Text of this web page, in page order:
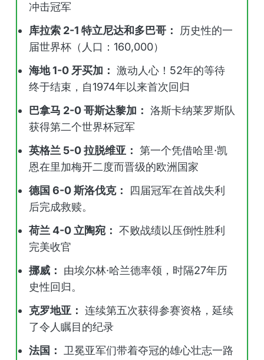
冲击冠军
库拉索 2-1 特立尼达和多巴哥：
历史性的一
届世界杯（人口：160,000）
海地 1-0 牙买加： 激动人心！52年的等待
终于结束，自1974年以来首次回归
巴拿马 2-0 哥斯达黎加： 洛斯卡纳莱罗斯队
获得第二个世界杯冠军
英格兰 5-0 拉脱维亚： 第一个凭借哈里·凯
恩在里加梅开二度而晋级的欧洲国家
德国 6-0 斯洛伐克：
四届冠军在首战失利
后完成救赎。
荷兰 4-0 立陶宛： 不败战绩以压倒性胜利
完美收官
挪威：
由埃尔林·哈兰德率领，时隔27年历
史性回归。
克罗地亚： 连续第五次获得参赛资格，延续
了令人瞩目的纪录
法国：
卫冕亚军们带着夺冠的雄心壮志一路